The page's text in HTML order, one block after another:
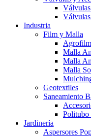
Industria
Film y Malla
Agrofilm
Malla
Malla
Malla
Geotextiles
Saneamiento
Jardinería
Aspersores